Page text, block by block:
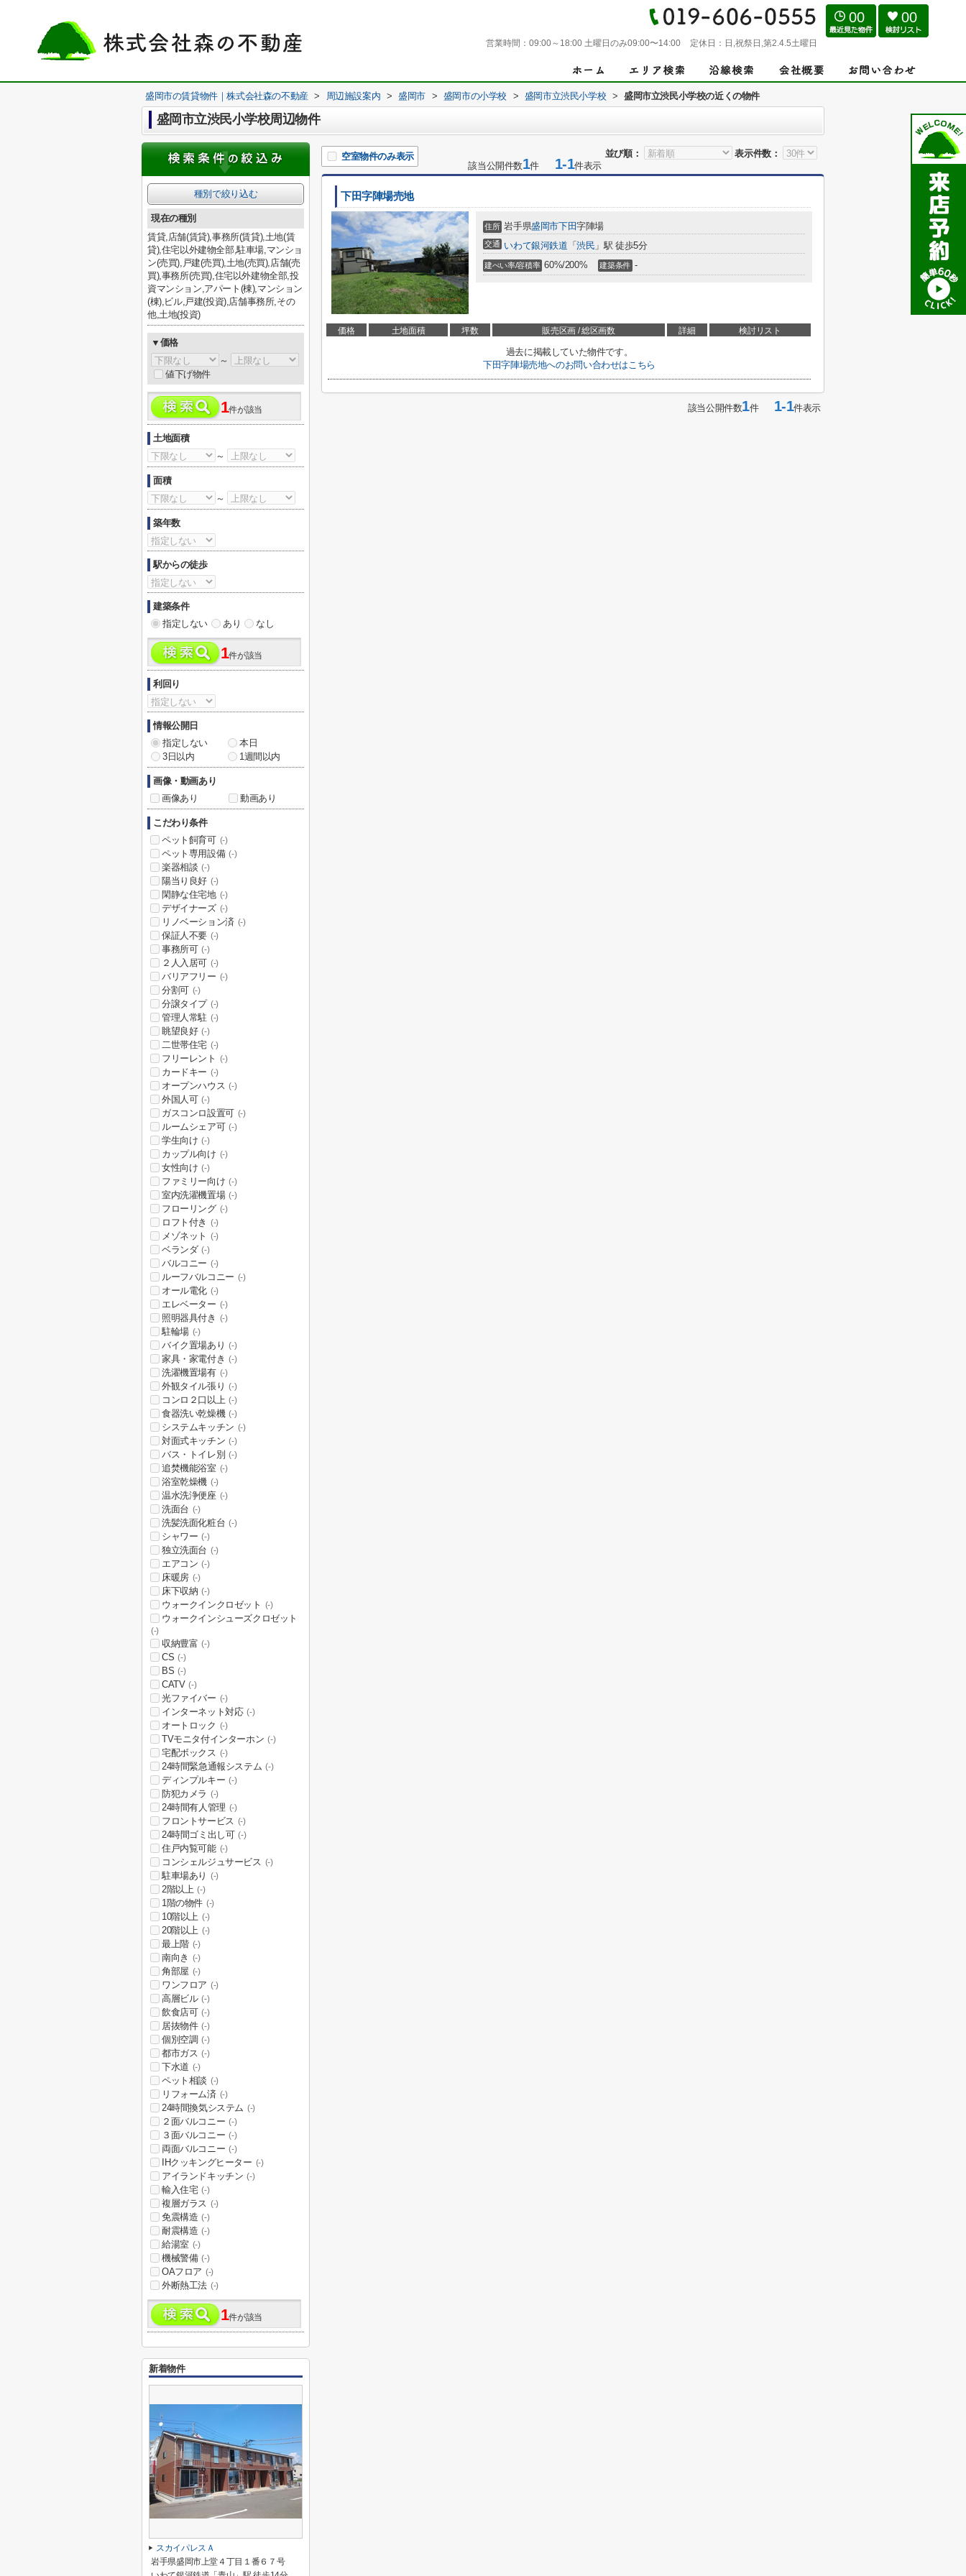
営業時間： 09:00～18:00 土曜日のみ09:00〜14:00 定休日： 日,祝祭日,第2.4.5土曜日
00 00
盛岡市の賃貸物件｜株式会社森の不動産 > 周辺施設案内 > 盛岡市 > 盛岡市の小学校 > 盛岡市立渋民小学校 > 盛岡市立渋民小学校の近くの物件
盛岡市立渋民小学校周辺物件
並び順： 表示件数：
空室物件のみ表示
該当公開件数1件 1-1件表示
下田字陣場売地
住所 岩手県盛岡市下田字陣場
交通 いわて銀河鉄道 「渋民 」駅 徒歩5分
建ぺい率/容積率 60%/200% 建築条件 -
価格 土地面積 坪数 販売区画 / 総区画数 詳細 検討リスト
過去に掲載していた物件です。
下田字陣場売地へのお問い合わせはこちら
該当公開件数1件1-1件表示
種別で絞り込む
現在の種別
賃貸,店舗(賃貸),事務所(賃貸),土地(賃
貸),住宅以外建物全部,駐車場,マンショ
ン(売買),戸建(売買),土地(売買),店舗(売
買),事務所(売買),住宅以外建物全部,投
資マンション,アパート(棟),マンション
(棟),ビル,戸建(投資),店舗事務所,その
他,土地(投資)
▼価格
～
値下げ物件
1件が該当
土地面積
～
面積
～
築年数
駅からの徒歩
建築条件
指定しない
あり なし
1件が該当
利回り
情報公開日
指定しない
本日
3日以内
1週間以内
画像・動画あり
画像あり
動画あり
こだわり条件
ペット飼育可 (-)
ペット専用設備 (-)
楽器相談 (-)
陽当り良好 (-)
閑静な住宅地 (-)
デザイナーズ (-)
リノベーション済 (-)
保証人不要 (-)
事務所可 (-)
２人入居可 (-)
バリアフリー (-)
分割可 (-)
分譲タイプ (-)
管理人常駐 (-)
眺望良好 (-)
二世帯住宅 (-)
フリーレント (-)
カードキー (-)
オープンハウス (-)
外国人可 (-)
ガスコンロ設置可 (-)
ルームシェア可 (-)
学生向け (-)
カップル向け (-)
女性向け (-)
ファミリー向け (-)
室内洗濯機置場 (-)
フローリング (-)
ロフト付き (-)
メゾネット (-)
ベランダ (-)
バルコニー (-)
ルーフバルコニー (-)
オール電化 (-)
エレベーター (-)
照明器具付き (-)
駐輪場 (-)
バイク置場あり (-)
家具・家電付き (-)
洗濯機置場有 (-)
外観タイル張り (-)
コンロ２口以上 (-)
食器洗い乾燥機 (-)
システムキッチン (-)
対面式キッチン (-)
バス・トイレ別 (-)
追焚機能浴室 (-)
浴室乾燥機 (-)
温水洗浄便座 (-)
洗面台 (-)
洗髪洗面化粧台 (-)
シャワー (-)
独立洗面台 (-)
エアコン (-)
床暖房 (-)
床下収納 (-)
ウォークインクロゼット (-)
ウォークインシューズクロゼット
(-)
収納豊富 (-)
CS (-)
BS (-)
CATV (-)
光ファイバー (-)
インターネット対応 (-)
オートロック (-)
TVモニタ付インターホン (-)
宅配ボックス (-)
24時間緊急通報システム (-)
ディンプルキー (-)
防犯カメラ (-)
24時間有人管理 (-)
フロントサービス (-)
24時間ゴミ出し可 (-)
住戸内覧可能 (-)
コンシェルジュサービス (-)
駐車場あり (-)
2階以上 (-)
1階の物件 (-)
10階以上 (-)
20階以上 (-)
最上階 (-)
南向き (-)
角部屋 (-)
ワンフロア (-)
高層ビル (-)
飲食店可 (-)
居抜物件 (-)
個別空調 (-)
都市ガス (-)
下水道 (-)
ペット相談 (-)
リフォーム済 (-)
24時間換気システム (-)
２面バルコニー (-)
３面バルコニー (-)
両面バルコニー (-)
IHクッキングヒーター (-)
アイランドキッチン (-)
輸入住宅 (-)
複層ガラス (-)
免震構造 (-)
耐震構造 (-)
給湯室 (-)
機械警備 (-)
OAフロア (-)
外断熱工法 (-)
1件が該当
新着物件
スカイパレスＡ
岩手県盛岡市上堂４丁目１番６７号